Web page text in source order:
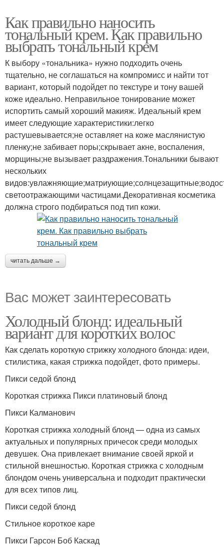
Как правильно наносить
тональный крем. Как правильно
выбрать тональный крем
К выбору «тональника» нужно подходить очень
тщательно, не соглашаться на компромисс и найти тот
вариант, который подойдет по текстуре и тону вашей
коже идеально. Неправильное тонирование может
испортить самый хороший макияж. Идеальный крем
имеет следующие характеристики:легко
растушевывается;не оставляет на коже маслянистую
пленку;не забивает поры;скрывает акне, воспаления,
морщины;не вызывает раздражения.Тональники бывают
нескольких
светоотражающими частицами.Декоративная косметика
должна строго подбираться под тип кожи.
читать дальше →
Вас может заинтересовать
Холодный блонд: идеальный
вариант для коротких волос
Как сделать короткую стрижку холодного блонда: идеи,
стилистика, какая стрижка подойдет, фото примеры.
Пикси седой блонд
Короткая стрижка Пикси платиновый блонд
Пикси Калманович
Короткая стрижка холодный блонд — одна из самых
актуальных и популярных причесок среди молодых
девушек. Она привлекает внимание своей яркой и
стильной внешностью. Короткая стрижка с холодным
блондом очень универсальна и подходит практически
для всех типов лиц.
Пикси седой блонд
Стильное короткое каре
Пикси Гарсон Боб Каскад